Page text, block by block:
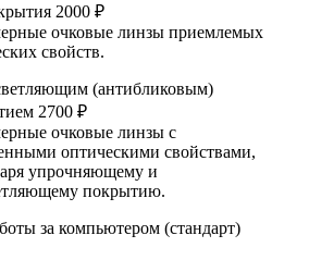
2000 ₽
очковые линзы приемлемых
свойств.
(антибликовым)
2700 ₽
очковые линзы с
оптическими свойствами,
упрочняющему и
покрытию.
за компьютером (стандарт)